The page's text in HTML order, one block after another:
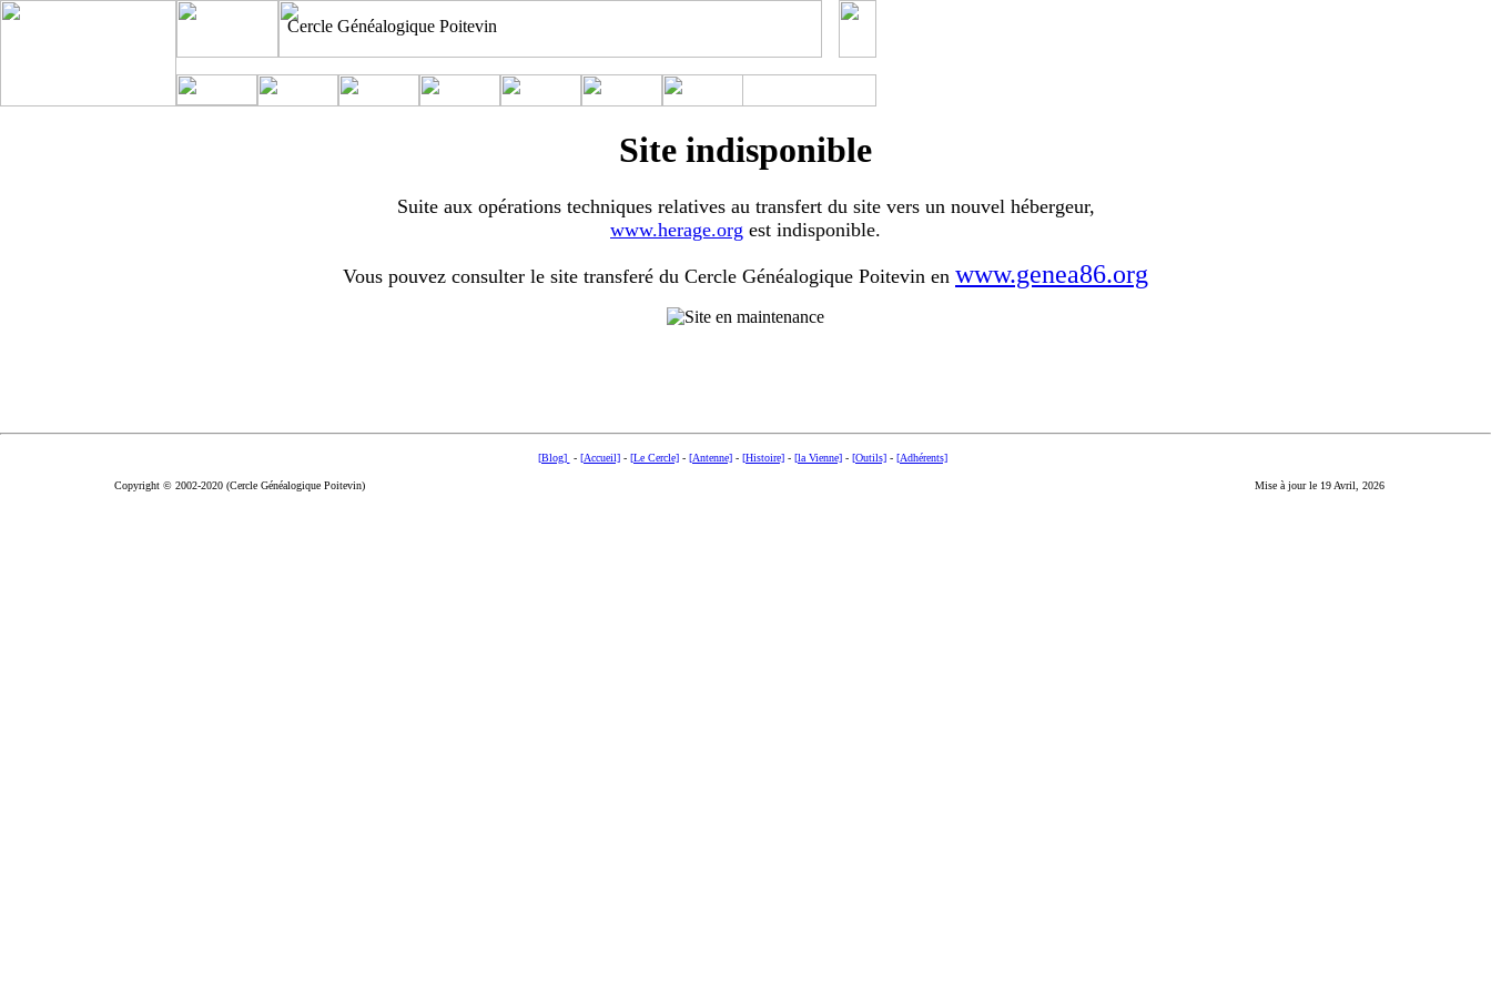
Cercle Généalogique Poitevin
Site indisponible
Suite aux opérations techniques relatives au transfert du site vers un nouvel hébergeur,
www.herage.org est indisponible.
Vous pouvez consulter le site transferé du Cercle Généalogique Poitevin en www.genea86.org
[Blog] - [Accueil]- [Le Cercle]- [Antenne]- [Histoire]- [la Vienne]- [Outils]- [Adhérents]
Copyright © 2002-2020 (Cercle Généalogique Poitevin) Mise à jour le 19 Avril, 2026